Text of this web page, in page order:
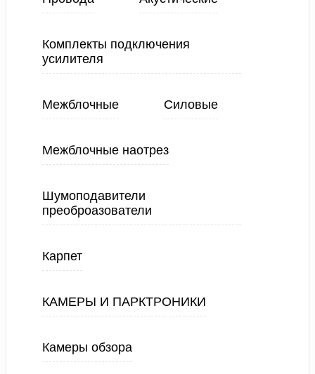
Комплекты подключения
усилителя
Межблочные Силовые
Межблочные наотрез
Шумоподавители
преоброазователи
Карпет
КАМЕРЫ И ПАРКТРОНИКИ
Камеры обзора